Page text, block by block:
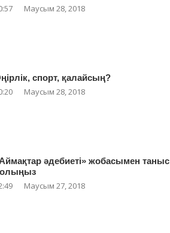
Маусым 28, 2018
спорт, қалайсың?
Маусым 28, 2018
әдебиеті» жобасымен таныс
Маусым 27, 2018